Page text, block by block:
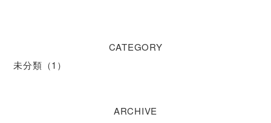
CATEGORY
未分類 （1）
ARCHIVE